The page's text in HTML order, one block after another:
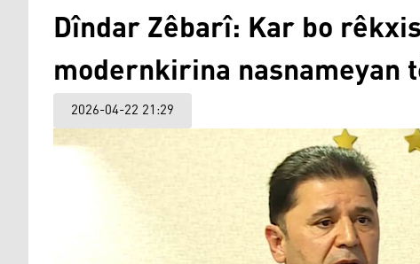
Dîndar Zêbarî: Kar bo
modernkirina nasnameyan
2026-04-22 21:29